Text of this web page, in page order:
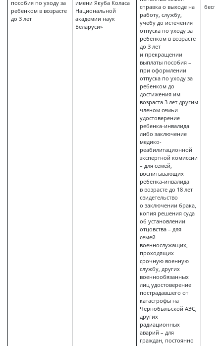
пособия по уходу за
ребенком в возрасте
до 3 лет
имени Якуба Коласа
Национальной
академии наук
Беларуси»
справка о выходе на
работу, службу,
учебу до истечения
отпуска по уходу за
ребенком в возрасте
до 3 лет
и прекращении
выплаты пособия –
при оформлении
отпуска по уходу за
ребенком до
достижения им
возраста 3 лет другим
членом семьи
удостоверение
ребенка-инвалида
либо заключение
медико-
реабилитационной
экспертной комиссии
– для семей,
воспитывающих
ребенка-инвалида
в возрасте до 18 лет
свидетельство
о заключении брака,
копия решения суда
об установлении
отцовства – для
семей
военнослужащих,
проходящих
срочную военную
службу, других
военнообязанных
лиц удостоверение
пострадавшего от
катастрофы на
Чернобыльской АЭС,
других
радиационных
аварий – для
граждан, постоянно